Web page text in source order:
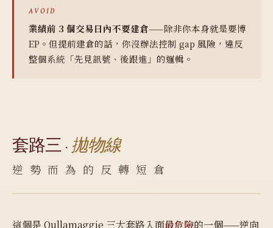
AVOID
業績前 3 個交易日內不要建倉——除非你本身就是要博
EP。但提前建倉的話，你沒辦法控制 gap 風險，違反
整個系統「先見訊號、後跟進」的邏輯。
套路三 · 拋物線
逆 勢 而 為 的 反 轉 短 倉
這個是 Qullamaggie 三大套路入面最危險的一個——逆向